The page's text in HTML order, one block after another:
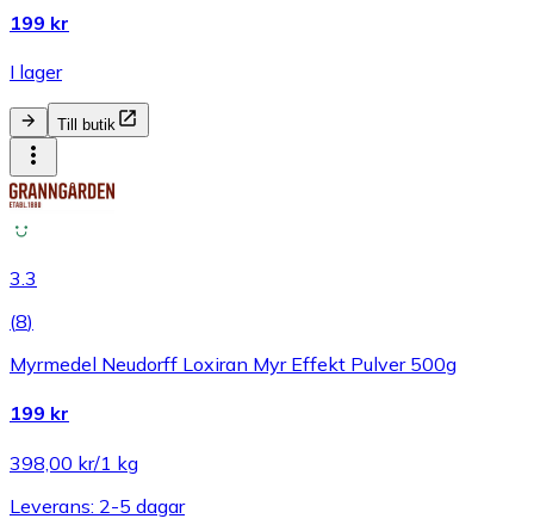
199 kr
I lager
Till butik
3.3
(8)
Myrmedel Neudorff Loxiran Myr Effekt Pulver 500g
199 kr
398,00 kr/1 kg
Leverans: 2-5 dagar